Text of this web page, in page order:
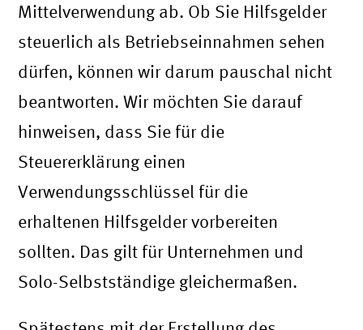
Mittelverwendung ab. Ob Sie Hilfsgelder
steuerlich als Betriebseinnahmen sehen
dürfen, können wir darum pauschal nicht
beantworten. Wir möchten Sie darauf
hinweisen, dass Sie für die
Steuererklärung einen
Verwendungsschlüssel für die
erhaltenen Hilfsgelder vorbereiten
sollten. Das gilt für Unternehmen und
Solo-Selbstständige gleichermaßen.